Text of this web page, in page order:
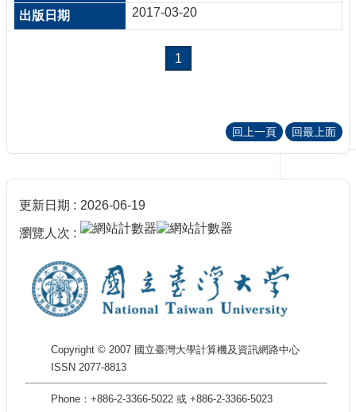
們
服
專
報
2017-03-20
1
回上一頁 回最上面
更新日期 2026-06-19
瀏覽人次
Copyright © 2007 國立臺灣大學計算機及資訊網路中心
ISSN 2077-8813
Phone：+886-2-3366-5022 或 +886-2-3366-5023